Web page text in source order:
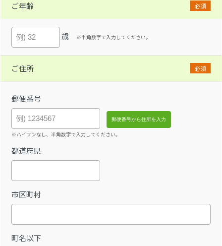
ご年齢 必須
歳 ※半角数字で入力してください。
ご住所 必須
郵便番号
※ハイフンなし、半角数字で入力してください。
都道府県
市区町村
町名以下